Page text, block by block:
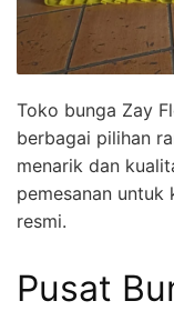
Toko bunga Zay
berbagai pilihan
menarik dan
pemesanan untuk
resmi.
Pusat